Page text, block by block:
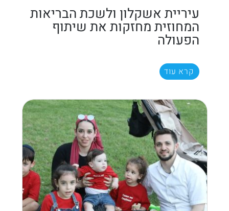
עיריית אשקלון ולשכת הבריאות
המחוזית מחזקות את שיתוף
הפעולה
קרא עוד